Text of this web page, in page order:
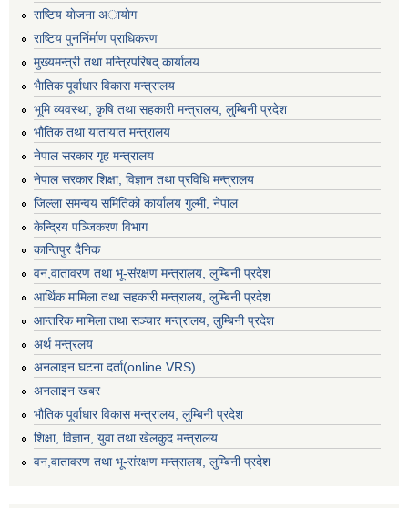
राष्टिय याेजना अायाेग
राष्टिय पुनर्निर्माण प्राधिकरण
मुख्यमन्त्री तथा मन्त्रिपरिषद् कार्यालय
भैातिक पूर्वाधार विकास मन्त्रालय
भूमि व्यवस्था, कृषि तथा सहकारी मन्त्रालय, लु्म्बिनी प्रदेश
भाैतिक तथा यातायात मन्त्रालय
नेपाल सरकार गृह मन्त्रालय
नेपाल सरकार शिक्षा, विज्ञान तथा प्रविधि मन्त्रालय
जिल्ला समन्वय समितिको कार्यालय गुल्मी, नेपाल
केन्द्रिय पञ्जिकरण विभाग
कान्तिपुर दैनिक
वन,वातावरण तथा भू-संरक्षण मन्त्रालय, लुम्बिनी प्रदेश
आर्थिक मामिला तथा सहकारी मन्त्रालय, लुम्बिनी प्रदेश
आन्तरिक मामिला तथा सञ्चार मन्त्रालय, लुम्बिनी प्रदेश
अर्थ मन्त्रलय
अनलाइन घटना दर्ता(online VRS)
अनलाइन खबर
भौतिक पूर्वाधार विकास मन्त्रालय, लुम्बिनी प्रदेश
शिक्षा, विज्ञान, युवा तथा खेलकुद मन्‍‍त्रालय
वन,वातावरण तथा भू-संरक्षण मन्त्रालय, लुम्बिनी प्रदेश